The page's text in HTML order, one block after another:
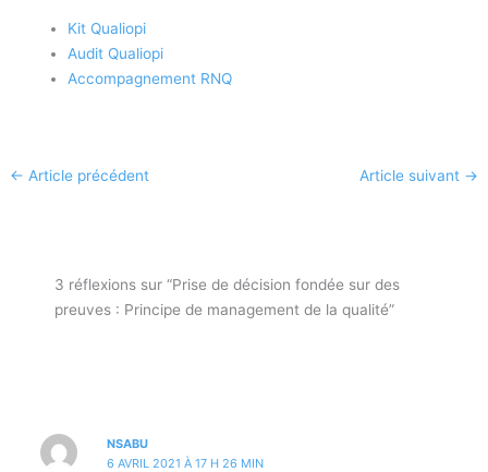
Kit Qualiopi
Audit Qualiopi
Accompagnement RNQ
← Article précédent Article suivant →
3 réflexions sur “Prise de décision fondée sur des
preuves : Principe de management de la qualité”
NSABU
6 AVRIL 2021 À 17 H 26 MIN